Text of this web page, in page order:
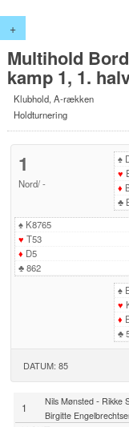
+
Multihold
kamp 1, 1.
Klubhold, A-rækken
Holdturnering
1
Nord/-
♠
♥
♦
♣
♠K8765
♥ T53
♦ D5
♣862
♠
♥
♦
♣
DATUM: 85
1 Nils Mønsted- Rikke
Birgitte